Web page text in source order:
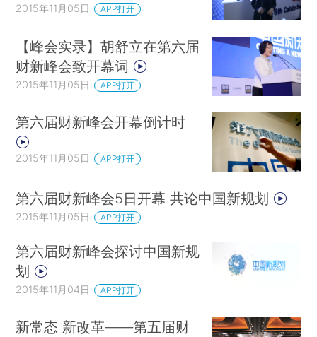
2015年11月05日 APP打开
【峰会实录】胡舒立在第六届
财新峰会致开幕词
2015年11月05日 APP打开
第六届财新峰会开幕倒计时
2015年11月05日 APP打开
第六届财新峰会5日开幕 共论中国新规划
2015年11月05日 APP打开
第六届财新峰会探讨中国新规
划
2015年11月04日 APP打开
新常态 新改革——第五届财